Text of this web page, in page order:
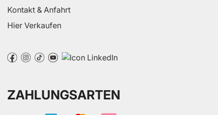
Kontakt & Anfahrt
Hier Verkaufen
ZAHLUNGSARTEN